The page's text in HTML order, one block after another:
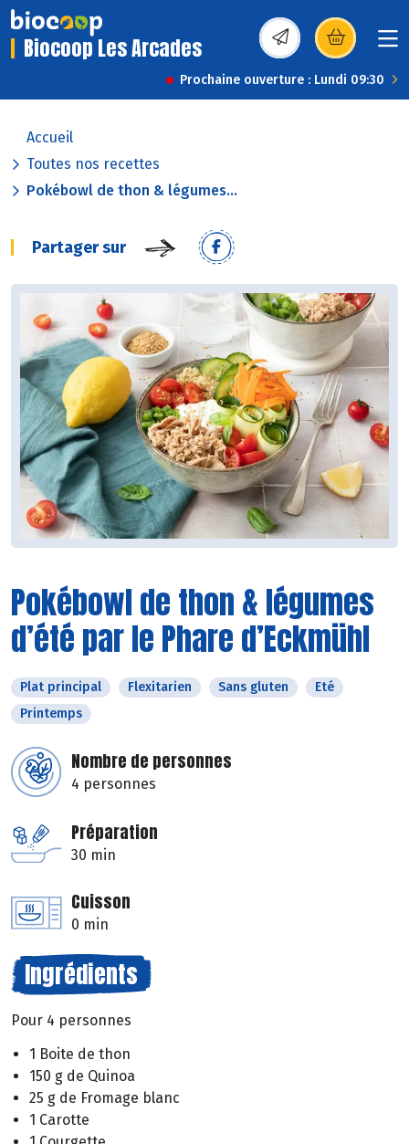
Biocoop Les Arcades (s’ouvre dans une
Prochaine ouverture : Lundi 09:30
Accueil
Toutes nos recettes
Pokébowl de thon & légumes...
Partager sur
Pokébowl de thon & légumes
d’été par le Phare d’Eckmühl
Plat principal Flexitarien Sans gluten
Eté
Printemps
Nombre de personnes
4 personnes
Préparation
30 min
Cuisson
0 min
Ingrédients
Pour 4 personnes
1 Boite de thon
150 g de Quinoa
25 g de Fromage blanc
1 Carotte